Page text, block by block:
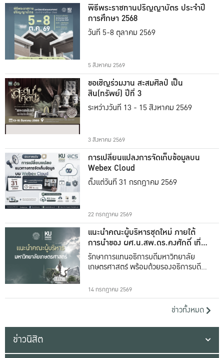
พิธีพระราชทานปริญญาบัตร ประจำปี
การศึกษา 2568
วันที่ 5-8 ตุลาคม 2569
5 สิงหาคม 2569
ขอเชิญร่วมงาน สะสมศิลป์ เป็น
สิน(ทรัพย์) ปีที่ 3
ระหว่างวันที่ 13 - 15 สิงหาคม 2569
3 สิงหาคม 2569
การเปลี่ยนแปลงการจัดเก็บข้อมูลบน
Webex Cloud
ตั้งแต่วันที่ 31 กรกฎาคม 2569
22 กรกฎาคม 2569
แนะนำคณะผู้บริหารชุดใหม่ ภายใต้
การนำของ ผศ.น.สพ.ดร.คงศักดิ์ เที่ยง
ธรรม
รักษาการแทนอธิการบดีมหาวิทยาลัย
เกษตรศาสตร์ พร้อมด้วยรองอธิการบดีทั้ง
14 กรกฎาคม 2569
ข่าวทั้งหมด
ข่าวนิสิต